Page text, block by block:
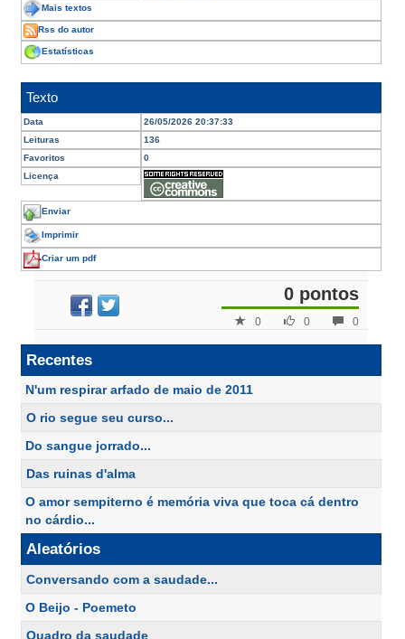
Mais textos
Rss do autor
Estatísticas
Texto
Data
26/05/2026 20:37:33
Leituras
136
Favoritos
0
Licença
Enviar
Imprimir
Criar um pdf
0 pontos
0
0
0
Recentes
N'um respirar arfado de maio de 2011
O rio segue seu curso...
Do sangue jorrado...
Das ruinas d'alma
O amor sempiterno é memória viva que toca cá dentro
no cárdio...
Aleatórios
Conversando com a saudade...
O Beijo - Poemeto
Quadro da saudade